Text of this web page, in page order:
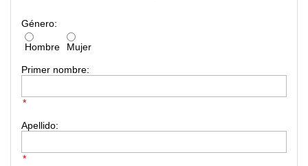
Género:
Hombre Mujer
Primer nombre:
*
Apellido:
*